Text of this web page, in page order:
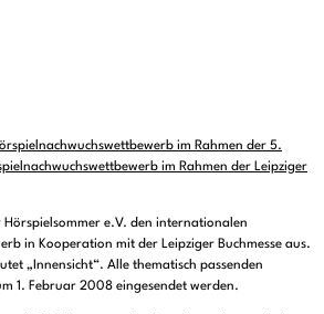
im Rahmen der 5.
im Rahmen der Leipziger
e.V. den internationalen
in Kooperation mit der Leipziger Buchmesse aus.
„Innensicht“. Alle thematisch passenden
1. Februar 2008 eingesendet werden.